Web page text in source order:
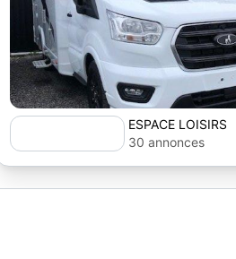
ESPACE LOISIRS
30 annonces